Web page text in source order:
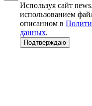
Используя сайт
использованием
описанном в
данных.
Подтверждаю